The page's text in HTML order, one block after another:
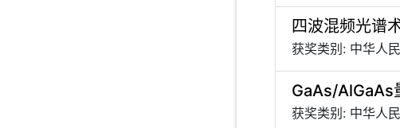
四波混频光谱
获奖类别: 中华人
GaAs/AlGaAs
获奖类别: 中华人